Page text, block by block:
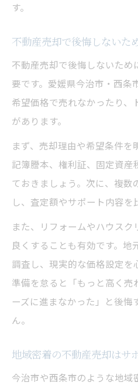
す。
不動産売却で後悔しないた
不動産売却で後悔しないた
要です。愛媛県今治市・西条
希望価格で売れなかったり、
があります。
まず、売却理由や希望条件
記簿謄本、権利証、固定資産
ておきましょう。次に、複数
し、査定額やサポート内容を
また、リフォームやハウス
良くすることも有効です。地
調査し、現実的な価格設定を
準備を怠ると「もっと高く売
ーズに進まなかった」と後悔
ん。
地域密着の不動産売却はサ
今治市や西条市のような地域